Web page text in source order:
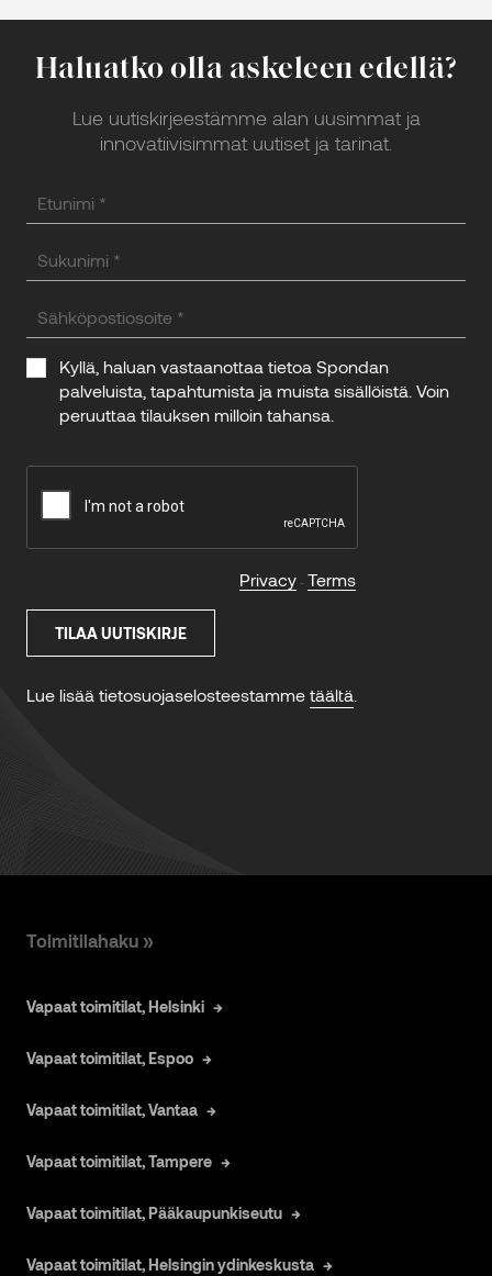
Toimitilahaku »
Vapaat toimitilat, Helsinki
Vapaat toimitilat, Espoo
Vapaat toimitilat, Vantaa
Vapaat toimitilat, Tampere
Vapaat toimitilat, Pääkaupunkiseutu
Vapaat toimitilat, Helsingin ydinkeskusta